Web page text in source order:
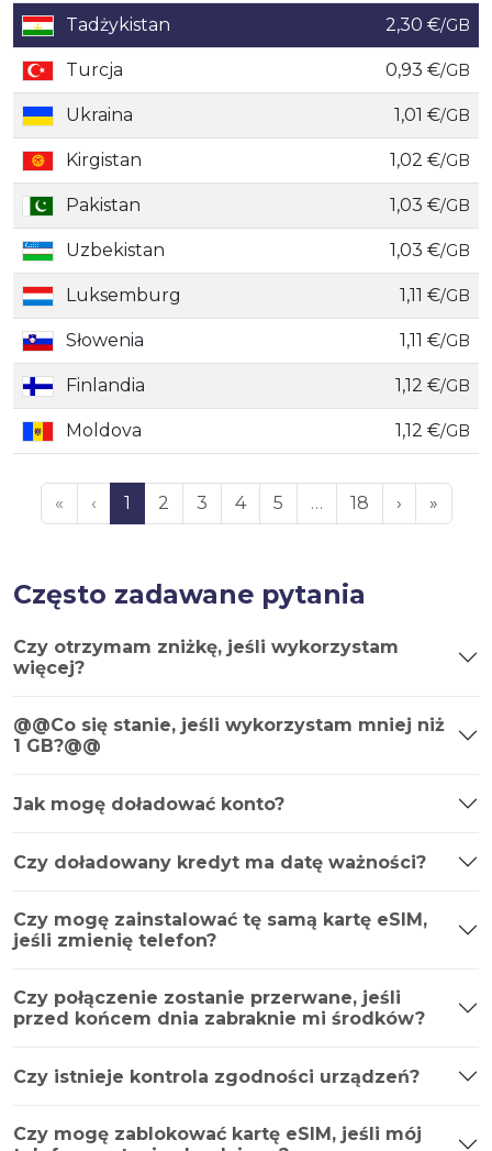
Country
Cena
Tadżykistan 2,30 €/GB
Turcja 0,93 €/GB
Ukraina 1,01 €/GB
Kirgistan 1,02 €/GB
Pakistan 1,03 €/GB
Uzbekistan 1,03 €/GB
Luksemburg 1,11 €/GB
Słowenia 1,11 €/GB
Finlandia 1,12 €/GB
Moldova 1,12 €/GB
« ‹ 1 2 3 4 5 … 18 › »
Często zadawane pytania
Czy otrzymam zniżkę, jeśli wykorzystam
więcej?
@@Co się stanie, jeśli wykorzystam mniej niż
1 GB?@@
Jak mogę doładować konto?
Czy doładowany kredyt ma datę ważności?
Czy mogę zainstalować tę samą kartę eSIM,
jeśli zmienię telefon?
Czy połączenie zostanie przerwane, jeśli
przed końcem dnia zabraknie mi środków?
Czy istnieje kontrola zgodności urządzeń?
Czy mogę zablokować kartę eSIM, jeśli mój